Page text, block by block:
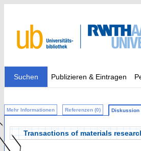
Suchen Publizieren & Eintragen
Mehr Informationen Referenzen (0) Diskussion
Transactions of materials